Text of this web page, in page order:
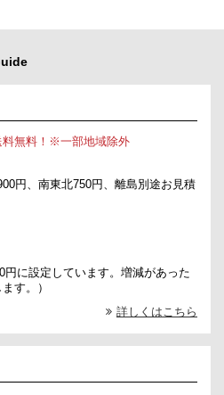
料無料！※一部地域除外
円、南東北750円、離島別途お見積
円に設定しています。増減があった
す。）
詳しくはこちら